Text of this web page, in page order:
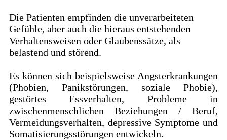
Die Patienten empfinden die unverarbeiteten
Gefühle, aber auch die hieraus entstehenden
Verhaltensweisen oder Glaubenssätze, als
belastend und störend.
Es können sich beispielsweise Angsterkrankungen
(Phobien, Panikstörungen, soziale Phobie),
gestörtes Essverhalten, Probleme in
zwischenmenschlichen Beziehungen / Beruf,
Vermeidungsverhalten, depressive Symptome und
Somatisierungsstörungen entwickeln.